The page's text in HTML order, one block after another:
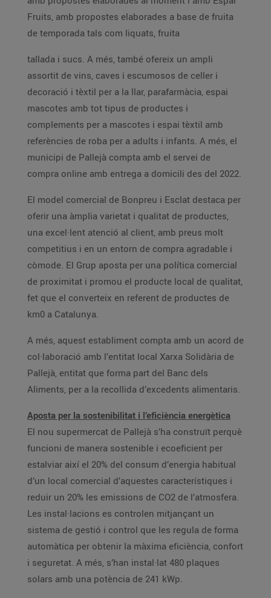
Fruits, amb propostes elaborades a base de fruita
de temporada tals com liquats, fruita
tallada i sucs. A més, també ofereix un ampli
assortit de vins, caves i escumosos de celler i
decoració i tèxtil per a la llar, parafarmàcia, espai
mascotes amb tot tipus de productes i
complements per a mascotes i espai tèxtil amb
referències de roba per a adults i infants. A més, el
municipi de Pallejà compta amb el servei de
compra online amb entrega a domicili des del 2022.
El model comercial de Bonpreu i Esclat destaca per
oferir una àmplia varietat i qualitat de productes,
una excel·lent atenció al client, amb preus molt
competitius i en un entorn de compra agradable i
còmode. El Grup aposta per una política comercial
de proximitat i promou el producte local de qualitat,
fet que el converteix en referent de productes de
km0 a Catalunya.
A més, aquest establiment compta amb un acord de
col·laboració amb l’entitat local Xarxa Solidària de
Pallejà, entitat que forma part del Banc dels
Aliments, per a la recollida d’excedents alimentaris.
Aposta per la sostenibilitat i l’eficiència energètica
El nou supermercat de Pallejà s’ha construït perquè
funcioni de manera sostenible i ecoeficient per
estalviar així el 20% del consum d’energia habitual
d’un local comercial d’aquestes característiques i
reduir un 20% les emissions de CO2 de l’atmosfera.
Les instal·lacions es controlen mitjançant un
sistema de gestió i control que les regula de forma
automàtica per obtenir la màxima eficiència, confort
i seguretat. A més, s’han instal·lat 480 plaques
solars amb una potència de 241 kWp.